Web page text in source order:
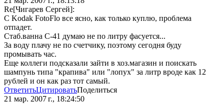
Re[Чигарев Сергей]:
C Kodak FotoFlo все ясно, как только куплю, проблема
отпадет.
Стаб.ванна С-41 думаю не по литру фасуется...
За воду плачу не по счетчику, поэтому сегодня буду
промывать час.
Еще коллеги подсказали зайти в хоз.магазин и поискать
шампунь типа "крапива" или "лопух" за литр вроде как 12
рублей и он как раз тот самый.
ОтветитьЦитироватьПоделиться
21 мар. 2007 г., 18:24:50